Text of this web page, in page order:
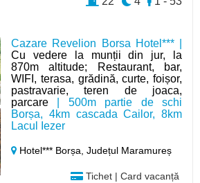
Cazare Revelion Borsa Hotel*** |
Cu vedere la munții din jur, la
870m altitude; Restaurant, bar,
WIFI, terasa, grădină, curte, foișor,
pastravarie, teren de joaca,
parcare | 500m partie de schi
Borșa, 4km cascada Cailor, 8km
Lacul Iezer
Hotel*** Borșa,Județul Maramureș
Tichet | Card vacanță